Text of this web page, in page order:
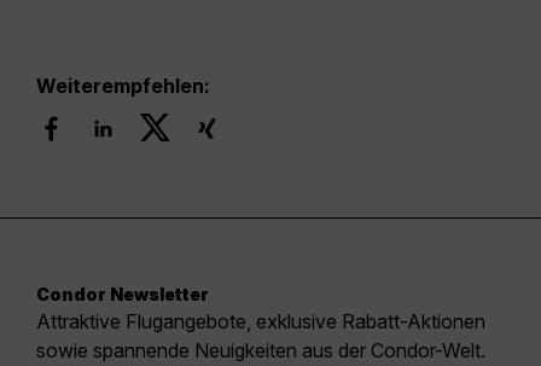
Weiterempfehlen:
Condor Newsletter
Attraktive Flugangebote, exklusive Rabatt-Aktionen
sowie spannende Neuigkeiten aus der Condor-Welt.